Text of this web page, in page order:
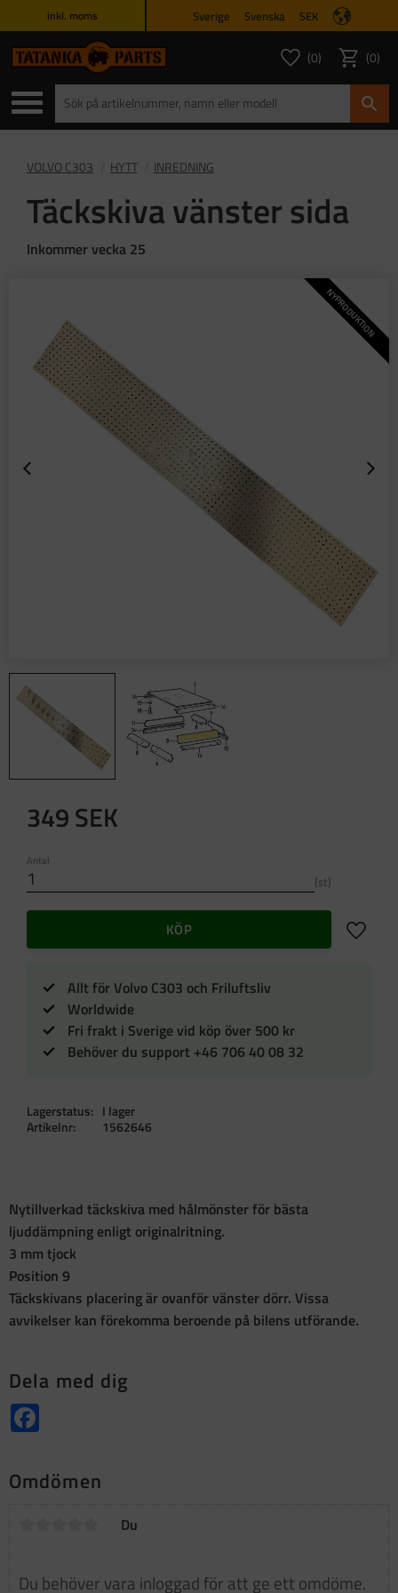
inkl. moms Sverige Svenska SEK
Favoriter
ANTAL
0 Kundvagn
0
VOLVO C303 HYTT INREDNING
Täckskiva vänster sida
Inkommer vecka 25
NYPRODUKTION
349SEK
Antal
st
KÖP Lägg
Allt för Volvo C303 och Friluftsliv
Worldwide
Fri frakt i Sverige vid köp över 500 kr
Behöver du support +46 706 40 08 32
Lagerstatus
I lager
Artikelnr
1562646
Nytillverkad täckskiva med hålmönster för bästa
ljuddämpning enligt originalritning.
3 mm tjock
Position 9
Täckskivans placering är ovanför vänster dörr. Vissa
avvikelser kan förekomma beroende på bilens utförande.
Dela med dig
Omdömen
Du